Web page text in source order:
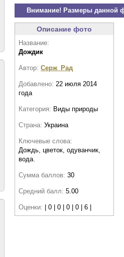
Внимание! Размеры данной
Описание фото
Название:
Дождик
Автор: Серж_Рад
Добавлено: 22 июля 2014
года
Категория: Виды природы
Страна: Украина
Ключевые слова:
Дождь, цветок, одуванчик,
вода.
Сумма баллов: 30
Средний балл: 5.00
Оценки: | 0 | 0 | 0 | 0 | 6 |